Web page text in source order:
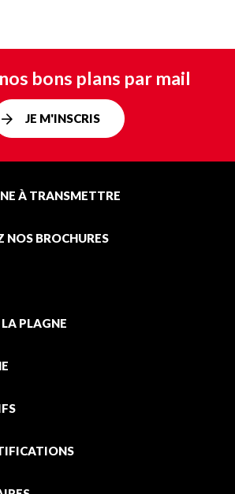
bons plans par mail
JE M'INSCRIS
À TRANSMETTRE
NOS BROCHURES
PLAGNE